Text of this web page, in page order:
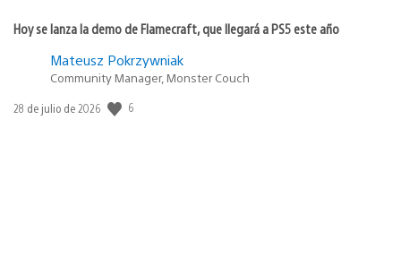
Hoy se lanza la demo de Flamecraft, que llegará a PS5 este año
Mateusz Pokrzywniak
Community Manager, Monster Couch
Fecha
28 de julio de 2026 6